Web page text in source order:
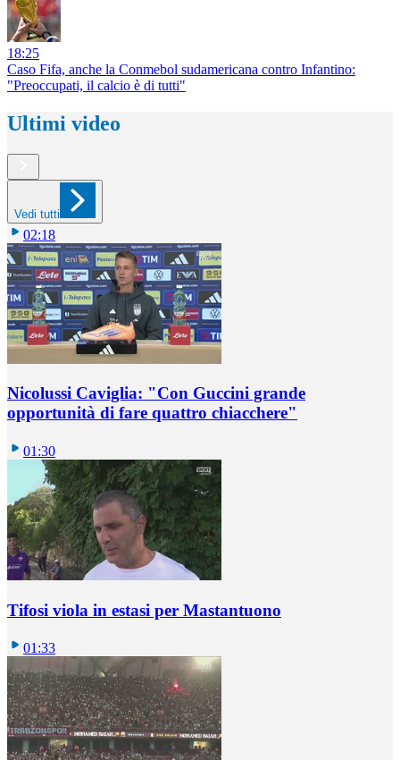
18:25
Caso Fifa, anche la Conmebol sudamericana contro Infantino:
"Preoccupati, il calcio è di tutti"
Ultimi video
Vedi tutti
02:18
Nicolussi Caviglia: "Con Guccini grande
opportunità di fare quattro chiacchere"
01:30
Tifosi viola in estasi per Mastantuono
01:33